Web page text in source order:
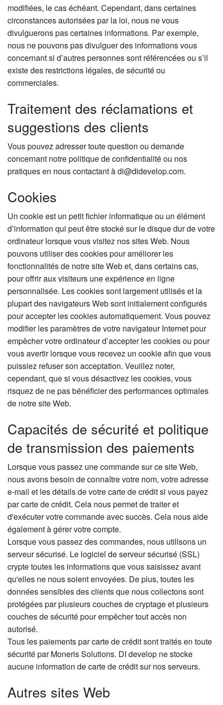
modifiées, le cas échéant. Cependant, dans certaines
circonstances autorisées par la loi, nous ne vous
divulguerons pas certaines informations. Par exemple,
nous ne pouvons pas divulguer des informations vous
concernant si d’autres personnes sont référencées ou s’il
existe des restrictions légales, de sécurité ou
commerciales.
Traitement des réclamations et
suggestions des clients
Vous pouvez adresser toute question ou demande
concernant notre politique de confidentialité ou nos
pratiques en nous contactant à di@didevelop.com.
Cookies
Un cookie est un petit fichier informatique ou un élément
d’information qui peut être stocké sur le disque dur de votre
ordinateur lorsque vous visitez nos sites Web. Nous
pouvons utiliser des cookies pour améliorer les
fonctionnalités de notre site Web et, dans certains cas,
pour offrir aux visiteurs une expérience en ligne
personnalisée. Les cookies sont largement utilisés et la
plupart des navigateurs Web sont initialement configurés
pour accepter les cookies automatiquement. Vous pouvez
modifier les paramètres de votre navigateur Internet pour
empêcher votre ordinateur d’accepter les cookies ou pour
vous avertir lorsque vous recevez un cookie afin que vous
puissiez refuser son acceptation. Veuillez noter,
cependant, que si vous désactivez les cookies, vous
risquez de ne pas bénéficier des performances optimales
de notre site Web.
Capacités de sécurité et politique
de transmission des paiements
Lorsque vous passez une commande sur ce site Web,
nous avons besoin de connaître votre nom, votre adresse
e-mail et les détails de votre carte de crédit si vous payez
par carte de crédit. Cela nous permet de traiter et
d'exécuter votre commande avec succès. Cela nous aide
également à gérer votre compte.
Lorsque vous passez des commandes, nous utilisons un
serveur sécurisé. Le logiciel de serveur sécurisé (SSL)
crypte toutes les informations que vous saisissez avant
qu'elles ne nous soient envoyées. De plus, toutes les
données sensibles des clients que nous collectons sont
protégées par plusieurs couches de cryptage et plusieurs
couches de sécurité pour empêcher tout accès non
autorisé.
Tous les paiements par carte de crédit sont traités en toute
sécurité par Moneris Solutions. DI develop ne stocke
aucune information de carte de crédit sur nos serveurs.
Autres sites Web